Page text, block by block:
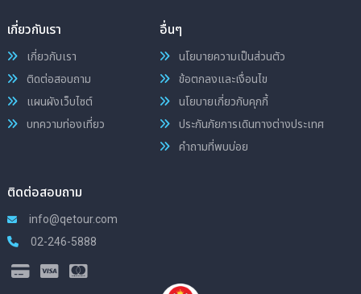
เกี่ยวกับเรา
เกี่ยวกับเรา
ติดต่อสอบถาม
แผนผังเว็บไซต์
บทความท่องเที่ยว
อื่นๆ
นโยบายความเป็นส่วนตัว
ข้อตกลงและเงื่อนไข
นโยบายเกี่ยวกับคุกกี้
ประกันภัยการเดินทางต่างประเทศ
คำถามที่พบบ่อย
ติดต่อสอบถาม
info@qetour.com
02-246-5888